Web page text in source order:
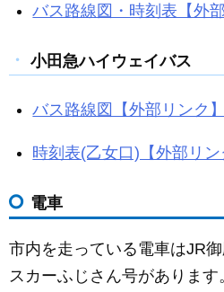
バス路線図・時刻表【外部
小田急ハイウェイバス
バス路線図【外部リンク】
時刻表(乙女口)【外部リン
電車
市内を走っている電車はJR
スカーふじさん号がありま